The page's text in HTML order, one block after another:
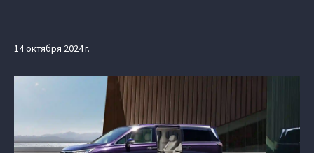
14 октября 2024 г.